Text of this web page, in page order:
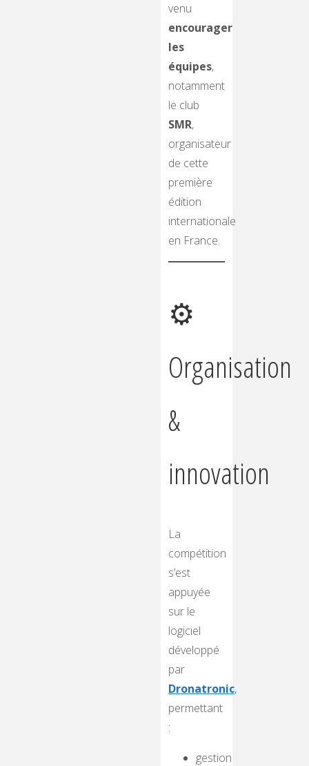
venu
encourager
les
équipes,
notamment
le club
SMR,
organisateur
de cette
première
édition
internationale
en France.
⚙️
Organisation
&
innovation
La
compétition
s’est
appuyée
sur le
logiciel
développé
par
Dronatronic,
permettant
:
gestion